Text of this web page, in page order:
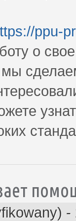
ppu-
о
-